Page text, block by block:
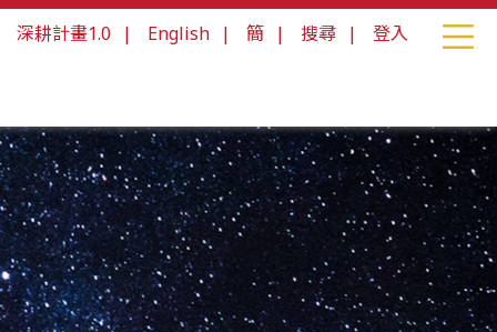
深耕計畫1.0 | English | 簡 | 搜尋 | 登入